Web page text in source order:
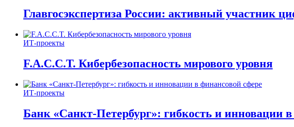
Главгосэкспертиза России: активный участник
ИТ-проекты
F.A.C.C.T. Кибербезопасность мирового уровня
ИТ-проекты
Банк «Санкт-Петербург»: гибкость и инновации